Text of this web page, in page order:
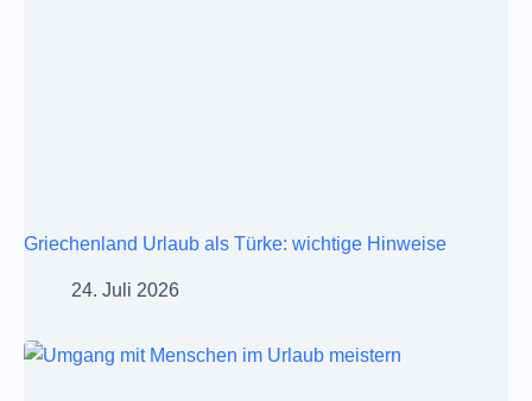
Griechenland Urlaub als Türke: wichtige Hinweise
24. Juli 2026